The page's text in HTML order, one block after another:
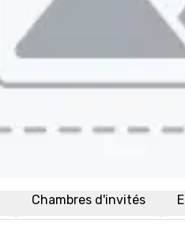
Chambres d'invités